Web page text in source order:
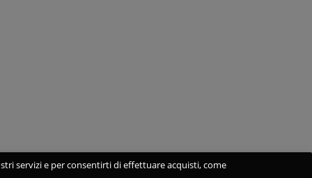
servizi e per consentirti di effettuare acquisti, come